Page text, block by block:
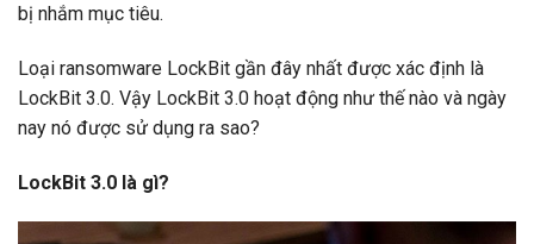
bị nhắm mục tiêu.
Loại ransomware LockBit gần đây nhất được xác định là
LockBit 3.0. Vậy LockBit 3.0 hoạt động như thế nào và ngày
nay nó được sử dụng ra sao?
LockBit 3.0 là gì?